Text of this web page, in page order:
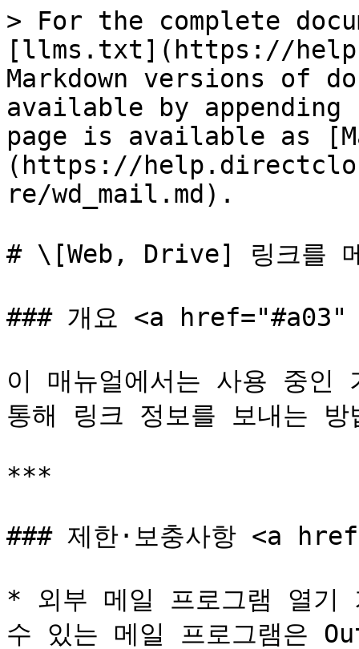
> For the complete
[llms.txt](https://
Markdown versions of
available by
page is available as
(https://
re/wd_mail.md).
# \[Web, Drive] 링크를 메
### 개요 <a
이 매뉴얼에서는 사용 중인
통해 링크 정보를 보내는
***
### 제한·보충사항 <a
* 외부 메일 프로그램 열기
수 있는 메일 프로그램은